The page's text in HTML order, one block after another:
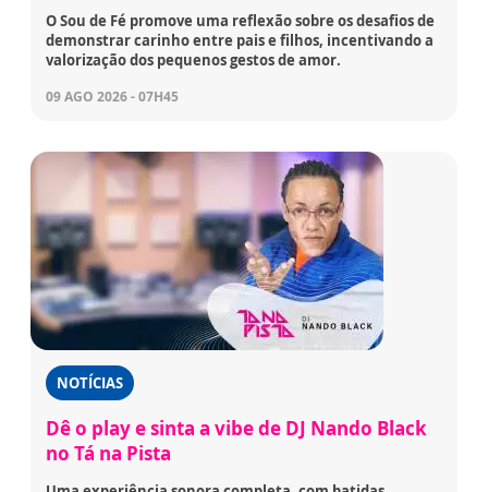
O Sou de Fé promove uma reflexão sobre os desafios de
demonstrar carinho entre pais e filhos, incentivando a
valorização dos pequenos gestos de amor.
09 AGO 2026 - 07H45
NOTÍCIAS
Dê o play e sinta a vibe de DJ Nando Black
no Tá na Pista